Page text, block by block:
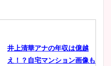
井上清華アナの年収は億越
え！？自宅マンション画像も